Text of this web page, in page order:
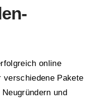
online
verschiedene Pakete
und